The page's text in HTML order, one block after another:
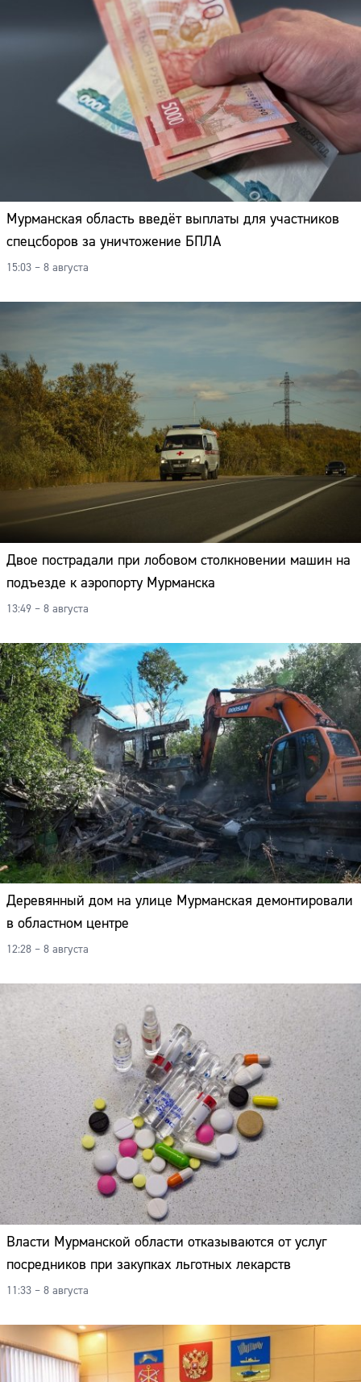
Мурманская область введёт выплаты для участников
спецсборов за уничтожение БПЛА
15:03 – 8 августа
Двое пострадали при лобовом столкновении машин на
подъезде к аэропорту Мурманска
13:49 – 8 августа
Деревянный дом на улице Мурманская демонтировали
в областном центре
12:28 – 8 августа
Власти Мурманской области отказываются от услуг
посредников при закупках льготных лекарств
11:33 – 8 августа